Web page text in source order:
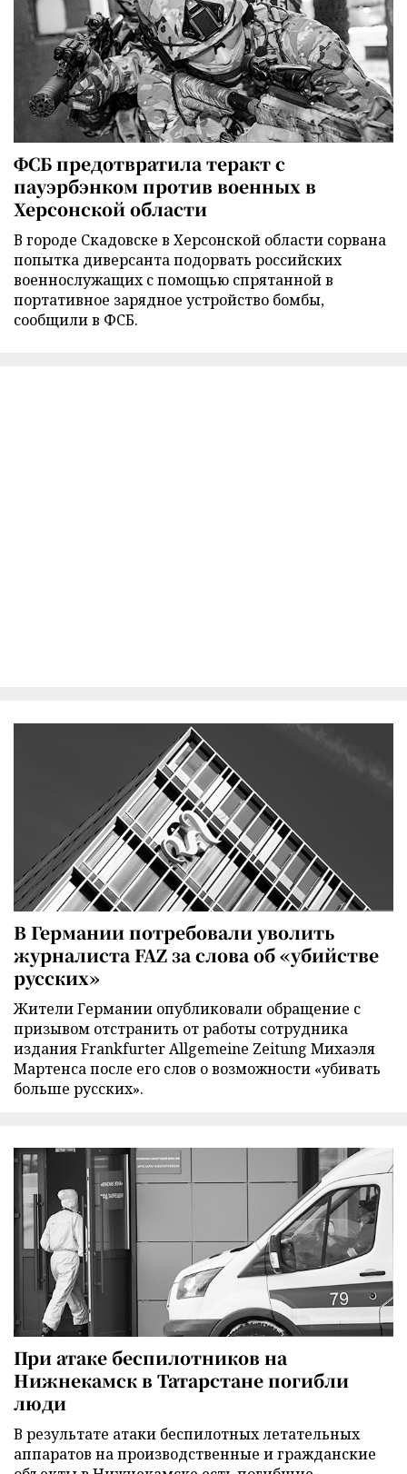
ФСБ предотвратила теракт с
пауэрбэнком против военных в
Херсонской области
В городе Скадовске в Херсонской области сорвана
попытка диверсанта подорвать российских
военнослужащих с помощью спрятанной в
портативное зарядное устройство бомбы,
сообщили в ФСБ.
В Германии потребовали уволить
журналиста FAZ за слова об «убийстве
русских»
Жители Германии опубликовали обращение с
призывом отстранить от работы сотрудника
издания Frankfurter Allgemeine Zeitung Михаэля
Мартенса после его слов о возможности «убивать
больше русских».
При атаке беспилотников на
Нижнекамск в Татарстане погибли
люди
В результате атаки беспилотных летательных
аппаратов на производственные и гражданские